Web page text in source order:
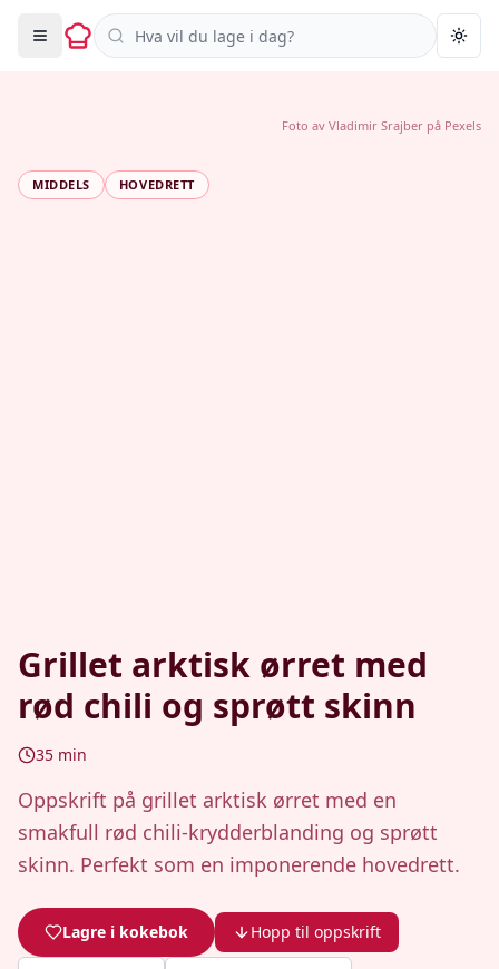
Søk i oppskrifter
MIDDELS HOVEDRETT
Grillet arktisk ørret med
rød chili og sprøtt skinn
35 min
Oppskrift på grillet arktisk ørret med en
smakfull rød chili-krydderblanding og sprøtt
skinn. Perfekt som en imponerende hovedrett.
Lagre i kokebok Hopp til oppskrift
Foto av Vladimir Srajber på Pexels